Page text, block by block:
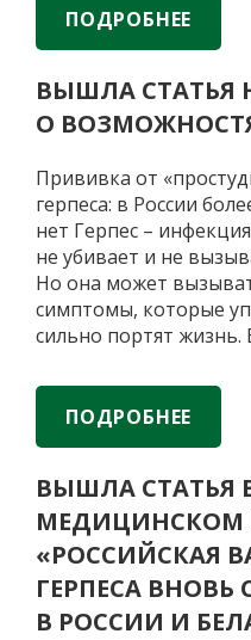
диетолог Ольга
председатель совета
Последние недели
ПОДРОБНЕЕ
ВЫШЛА СТАТЬЯ
О
Прививка от
герпеса: в России
нет Герпес –
не убивает и не
Но она может
симптомы, которые
сильно портят
профилактических
ПОДРОБНЕЕ
ВЫШЛА СТАТЬЯ
МЕДИЦИНСКОМ
«РОССИЙСКАЯ
ГЕРПЕСА ВНОВЬ
В РОССИИ И